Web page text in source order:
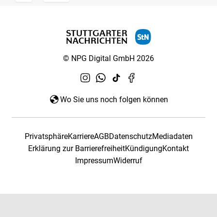
© NPG Digital GmbH 2026
Wo Sie uns noch folgen können
PrivatsphäreKarriereAGBDatenschutzMediadaten
Erklärung zur BarrierefreiheitKündigungKontakt
ImpressumWiderruf